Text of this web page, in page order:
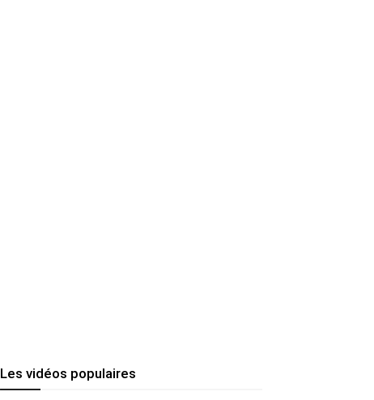
Les vidéos populaires